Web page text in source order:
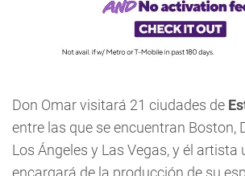
Don Omar visitará 21 ciudades de
entre las que se encuentran Boston,
Los Ángeles y Las Vegas, y él artista
encargará de la producción de su